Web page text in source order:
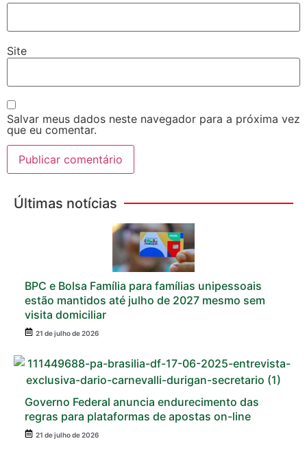
Site
Salvar meus dados neste navegador para a próxima vez
que eu comentar.
Últimas notícias
BPC e Bolsa Família para famílias unipessoais
estão mantidos até julho de 2027 mesmo sem
visita domiciliar
21 de julho de 2026
Governo Federal anuncia endurecimento das
regras para plataformas de apostas on-line
21 de julho de 2026